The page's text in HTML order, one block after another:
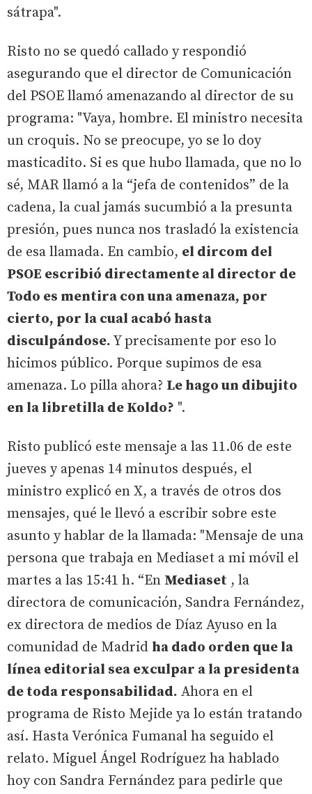
sátrapa".
Risto no se quedó callado y respondió
asegurando que el director de Comunicación
del PSOE llamó amenazando al director de su
programa: "Vaya, hombre. El ministro necesita
un croquis. No se preocupe, yo se lo doy
masticadito. Si es que hubo llamada, que no lo
sé, MAR llamó a la “jefa de contenidos” de la
cadena, la cual jamás sucumbió a la presunta
presión, pues nunca nos trasladó la existencia
de esa llamada. En cambio, el dircom del
PSOE escribió directamente al director de
Todo es mentira con una amenaza, por
cierto, por la cual acabó hasta
disculpándose. Y precisamente por eso lo
hicimos público. Porque supimos de esa
amenaza. Lo pilla ahora? Le hago un dibujito
en la libretilla de Koldo? ".
Risto publicó este mensaje a las 11.06 de este
jueves y apenas 14 minutos después, el
ministro explicó en X, a través de otros dos
mensajes, qué le llevó a escribir sobre este
asunto y hablar de la llamada: "Mensaje de una
persona que trabaja en Mediaset a mi móvil el
martes a las 15:41 h. “En Mediaset , la
directora de comunicación, Sandra Fernández,
ex directora de medios de Díaz Ayuso en la
comunidad de Madrid ha dado orden que la
línea editorial sea exculpar a la presidenta
de toda responsabilidad. Ahora en el
programa de Risto Mejide ya lo están tratando
así. Hasta Verónica Fumanal ha seguido el
relato. Miguel Ángel Rodríguez ha hablado
hoy con Sandra Fernández para pedirle que